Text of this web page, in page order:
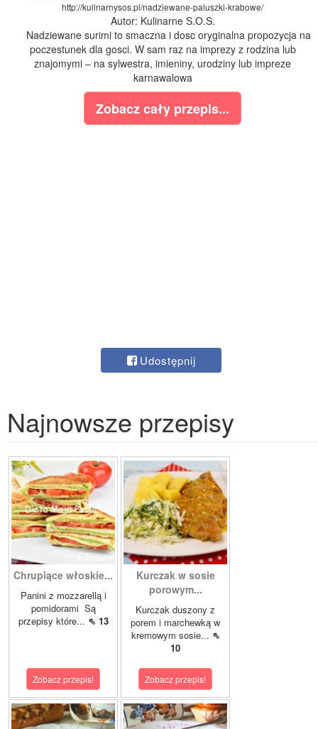
http://kulinarnysos.pl/nadziewane-paluszki-krabowe/
Autor: Kulinarne S.O.S.
Nadziewane surimi to smaczna i dosc oryginalna propozycja na
poczestunek dla gosci. W sam raz na imprezy z rodzina lub
znajomymi – na sylwestra, imieniny, urodziny lub impreze
karnawalowa
Zobacz cały przepis...
Udostępnij
Najnowsze przepisy
Chrupiące włoskie...
Panini z mozzarellą i
pomidorami Są
przepisy które... ⇖ 13
Zobacz przepis!
Kurczak w sosie
porowym...
Kurczak duszony z
porem i marchewką w
kremowym sosie... ⇖
10
Zobacz przepis!